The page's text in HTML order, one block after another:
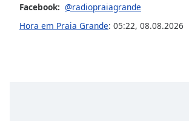
dialog
subtitles
Facebook: @radiopraiagrande
Hora em Praia Grande: 05:22, 08.08.2026